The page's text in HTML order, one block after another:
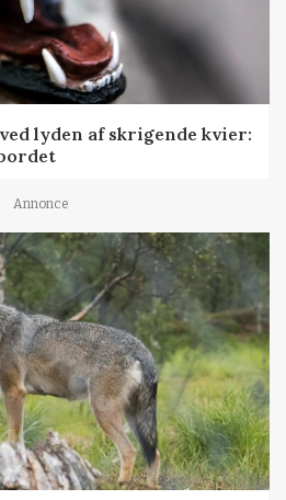
lyden af skrigende kvier:
Annonce